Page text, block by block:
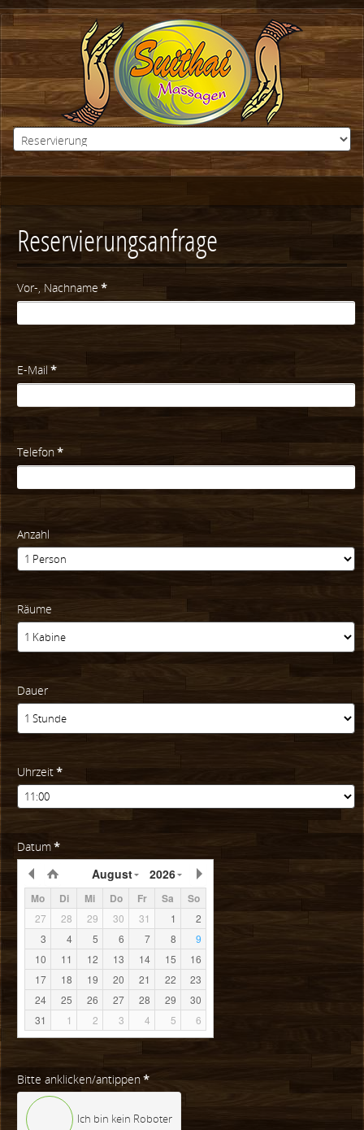
Reservierungsanfrage
Vor-, Nachname *
E-Mail *
Telefon*
Anzahl
Räume
Dauer
Uhrzeit*
Datum*
August 2026
Mo Di Mi Do Fr Sa So
27 28 29 30 31 1
2
3
4 5 6 7 8
9
10
11 12 13 14 15
16
17
18 19 20 21 22
23
24
25 26 27 28 29
30
31
1 2 3 4 5 6
Bitte anklicken/antippen*
Ich bin kein Roboter